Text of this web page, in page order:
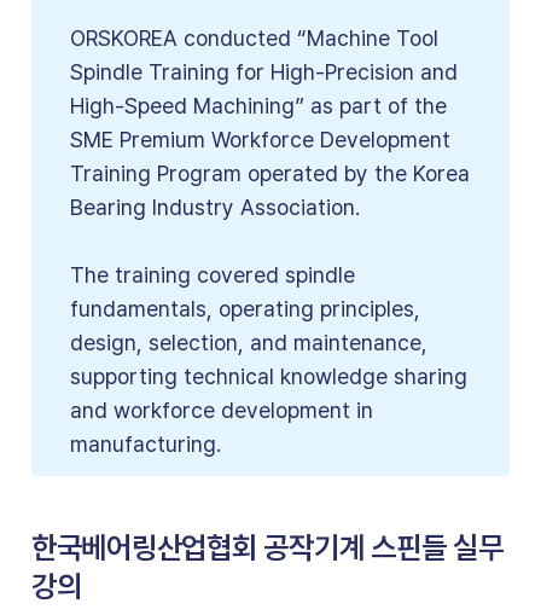
ORSKOREA conducted “Machine Tool
Spindle Training for High-Precision and
High-Speed Machining” as part of the
SME Premium Workforce Development
Training Program operated by the Korea
Bearing Industry Association.
The training covered spindle
fundamentals, operating principles,
design, selection, and maintenance,
supporting technical knowledge sharing
and workforce development in
manufacturing.
한국베어링산업협회 공작기계 스핀들 실무
강의